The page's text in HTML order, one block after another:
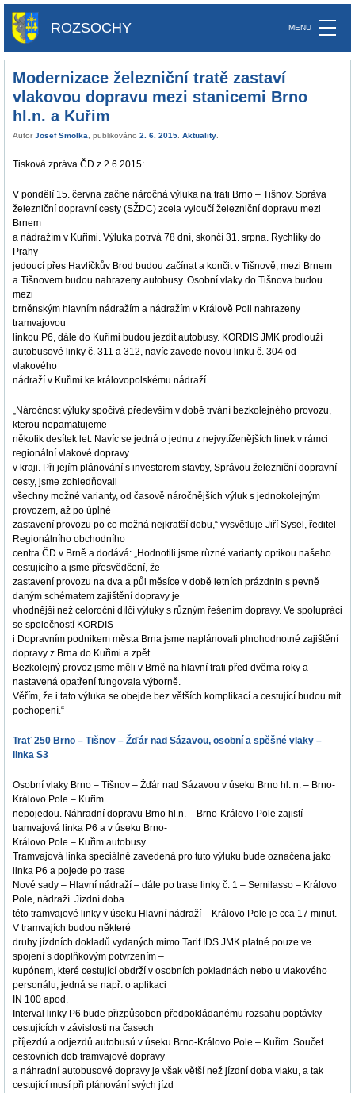
ROZSOCHY
Modernizace železniční tratě zastaví
vlakovou dopravu mezi stanicemi Brno
hl.n. a Kuřim
Autor Josef Smolka , publikováno 2. 6. 2015 Aktuality
Tisková zpráva ČD z 2.6.2015:
V pondělí 15. června začne náročná výluka na trati Brno – Tišnov. Správa
železniční dopravní cesty (SŽDC) zcela vyloučí železniční dopravu mezi
Brnem
a nádražím v Kuřimi. Výluka potrvá 78 dní, skončí 31. srpna. Rychlíky do
Prahy
jedoucí přes Havlíčkův Brod budou začínat a končit v Tišnově, mezi Brnem
a Tišnovem budou nahrazeny autobusy. Osobní vlaky do Tišnova budou
mezi
brněnským hlavním nádražím a nádražím v Králově Poli nahrazeny
tramvajovou
linkou P6, dále do Kuřimi budou jezdit autobusy. KORDIS JMK prodlouží
autobusové linky č. 311 a 312, navíc zavede novou linku č. 304 od
vlakového
nádraží v Kuřimi ke královopolskému nádraží.
„Náročnost výluky spočívá především v době trvání bezkolejného provozu,
kterou nepamatujeme
několik desítek let. Navíc se jedná o jednu z nejvytíženějších linek v rámci
regionální vlakové dopravy
v kraji. Při jejím plánování s investorem stavby, Správou železniční dopravní
cesty, jsme zohledňovali
všechny možné varianty, od časově náročnějších výluk s jednokolejným
provozem, až po úplné
zastavení provozu po co možná nejkratší dobu,“ vysvětluje Jiří Sysel, ředitel
Regionálního obchodního
centra ČD v Brně a dodává: „Hodnotili jsme různé varianty optikou našeho
cestujícího a jsme přesvědčení, že
zastavení provozu na dva a půl měsíce v době letních prázdnin s pevně
daným schématem zajištění dopravy je
vhodnější než celoroční dílčí výluky s různým řešením dopravy. Ve spolupráci
se společností KORDIS
i Dopravním podnikem města Brna jsme naplánovali plnohodnotné zajištění
dopravy z Brna do Kuřimi a zpět.
Bezkolejný provoz jsme měli v Brně na hlavní trati před dvěma roky a
nastavená opatření fungovala výborně.
Věřím, že i tato výluka se obejde bez větších komplikací a cestující budou mít
pochopení.“
Trať 250 Brno – Tišnov – Žďár nad Sázavou, osobní a spěšné vlaky –
linka S3
Osobní vlaky Brno – Tišnov – Žďár nad Sázavou v úseku Brno hl. n. – Brno-
Královo Pole – Kuřim
nepojedou. Náhradní dopravu Brno hl.n. – Brno-Královo Pole zajistí
tramvajová linka P6 a v úseku Brno-
Královo Pole – Kuřim autobusy.
Tramvajová linka speciálně zavedená pro tuto výluku bude označena jako
linka P6 a pojede po trase
Nové sady – Hlavní nádraží – dále po trase linky č. 1 – Semilasso – Královo
Pole, nádraží. Jízdní doba
této tramvajové linky v úseku Hlavní nádraží – Královo Pole je cca 17 minut.
V tramvajích budou některé
druhy jízdních dokladů vydaných mimo Tarif IDS JMK platné pouze ve
spojení s doplňkovým potvrzením –
kupónem, které cestující obdrží v osobních pokladnách nebo u vlakového
personálu, jedná se např. o aplikaci
IN 100 apod.
Interval linky P6 bude přizpůsoben předpokládanému rozsahu poptávky
cestujících v závislosti na časech
příjezdů a odjezdů autobusů v úseku Brno-Královo Pole – Kuřim. Součet
cestovních dob tramvajové dopravy
a náhradní autobusové dopravy je však větší než jízdní doba vlaku, a tak
cestující musí při plánování svých jízd